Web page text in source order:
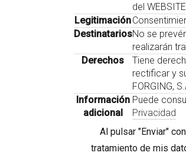
del
Legitimación
DestinatariosNo se
realizarán
Derechos
Tiene
rectificar y
FORGING,
Información
adicional
Puede
Privacidad
Al pulsar "Enviar"
tratamiento de mis